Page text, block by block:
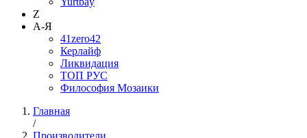
Z
А-Я
41zero42
Керлайф
Ликвидация
ТОП РУС
Философия Мозаики
Главная
/
Производители